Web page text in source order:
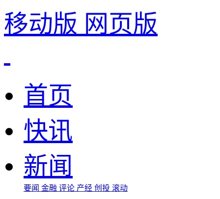
移动版 网页版
首页
快讯
新闻
要闻 金融 评论 产经 创投 滚动